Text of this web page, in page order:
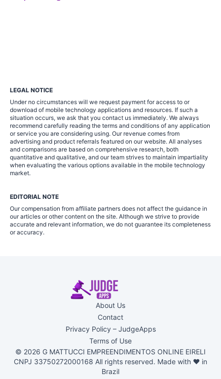
LEGAL NOTICE
Under no circumstances will we request payment for access to or
download of mobile technology applications and resources. If such a
situation occurs, we ask that you contact us immediately. We always
recommend carefully reading the terms and conditions of any application
or service you are considering using. Our revenue comes from
advertising and product referrals featured on our website. All analyses
and comparisons are based on comprehensive research, both
quantitative and qualitative, and our team strives to maintain impartiality
when evaluating the various options available in the mobile technology
market.
EDITORIAL NOTE
Our compensation from affiliate partners does not affect the guidance in
our articles or other content on the site. Although we strive to provide
accurate and relevant information, we do not guarantee its completeness
or accuracy.
About Us
Contact
Privacy Policy – JudgeApps
Terms of Use
© 2026 G MATTUCCI EMPREENDIMENTOS ONLINE EIRELI
CNPJ 33750272000168 All rights reserved. Made with ♥ in
Brazil